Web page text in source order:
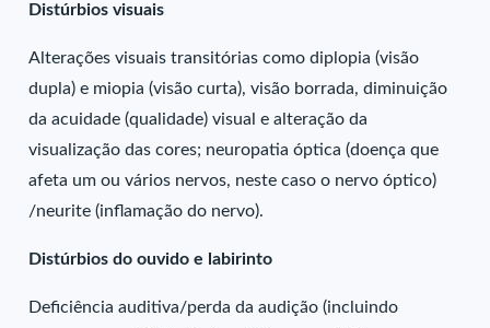
Distúrbios visuais
Alterações visuais transitórias como diplopia (visão
dupla) e miopia (visão curta), visão borrada, diminuição
da acuidade (qualidade) visual e alteração da
visualização das cores; neuropatia óptica (doença que
afeta um ou vários nervos, neste caso o nervo óptico)
/neurite (inflamação do nervo).
Distúrbios do ouvido e labirinto
Deficiência auditiva/perda da audição (incluindo